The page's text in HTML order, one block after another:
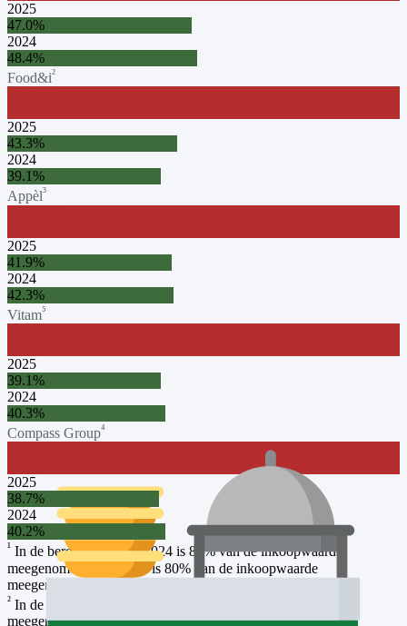
2025
47.0%
2024
48.4%
Food&i²
2025
43.3%
2024
39.1%
Appèl³
2025
41.9%
2024
42.3%
Vitam⁵
2025
39.1%
2024
40.3%
Compass Group⁴
2025
38.7%
2024
40.2%
¹ In de berekening over 2024 is 80% van de inkoopwaarde
meegenomen en in 2025 is 80% van de inkoopwaarde
meegenomen. Alleen de bedrijfshoreca is meegenomen.
² In de berekening over 2024 is 78,9% van de inkoopwaarde
meegenomen en in 2025 is 85,8% van de inkoopwaarde